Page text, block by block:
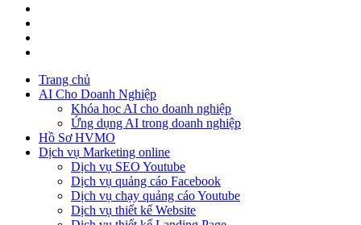
Trang chủ
AI Cho Doanh Nghiệp
Khóa học AI cho doanh nghiệp
Ứng dụng AI trong doanh nghiệp
Hồ Sơ HVMO
Dịch vụ Marketing online
Dịch vụ SEO Youtube
Dịch vụ quảng cáo Facebook
Dịch vụ chạy quảng cáo Youtube
Dịch vụ thiết kế Website